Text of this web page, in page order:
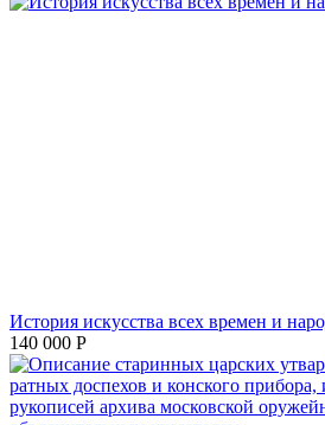
История искусства всех времен и
140 000 Р